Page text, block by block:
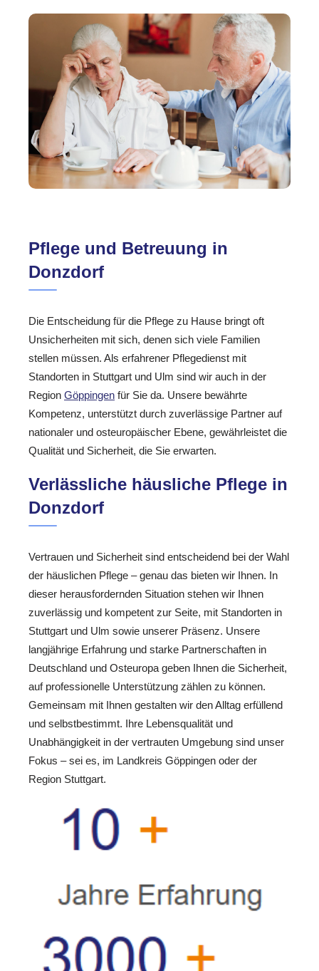
Pflege und Betreuung in
Donzdorf
Die Entscheidung für die Pflege zu Hause bringt oft
Unsicherheiten mit sich, denen sich viele Familien
stellen müssen. Als erfahrener Pflegedienst mit
Standorten in Stuttgart und Ulm sind wir auch in der
Region Göppingen für Sie da. Unsere bewährte
Kompetenz, unterstützt durch zuverlässige Partner auf
nationaler und osteuropäischer Ebene, gewährleistet die
Qualität und Sicherheit, die Sie erwarten.
Verlässliche häusliche Pflege in
Donzdorf
Vertrauen und Sicherheit sind entscheidend bei der Wahl
der häuslichen Pflege – genau das bieten wir Ihnen. In
dieser herausfordernden Situation stehen wir Ihnen
zuverlässig und kompetent zur Seite, mit Standorten in
Stuttgart und Ulm sowie unserer Präsenz. Unsere
langjährige Erfahrung und starke Partnerschaften in
Deutschland und Osteuropa geben Ihnen die Sicherheit,
auf professionelle Unterstützung zählen zu können.
Gemeinsam mit Ihnen gestalten wir den Alltag erfüllend
und selbstbestimmt. Ihre Lebensqualität und
Unabhängigkeit in der vertrauten Umgebung sind unser
Fokus – sei es, im Landkreis Göppingen oder der
Region Stuttgart.